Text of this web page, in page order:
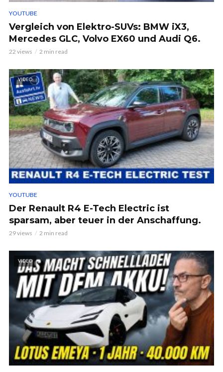
YOUTUBE
Vergleich von Elektro-SUVs: BMW iX3,
Mercedes GLC, Volvo EX60 und Audi Q6.
22 views 2 min read
VIDEO
YOUTUBE
Der Renault R4 E-Tech Electric ist
sparsam, aber teuer in der Anschaffung.
29 views 2 min read
VIDEO